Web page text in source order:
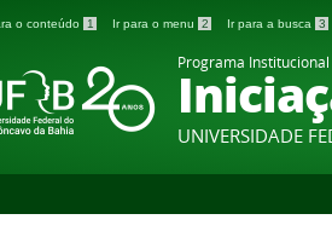
o conteúdo 1 Ir para o menu 2 Ir para a busca 3
Programa
UNIVERSIDADE